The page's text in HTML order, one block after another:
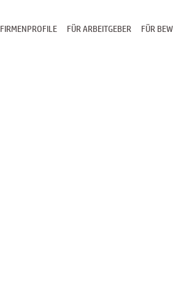
FÜR
FÜR ARBEITGEBER
FIRMENPROFILE